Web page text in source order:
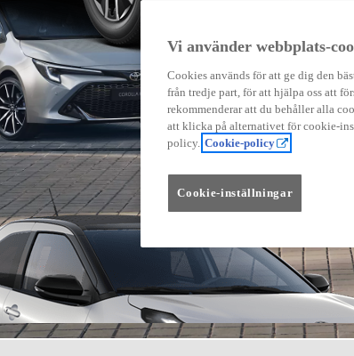
Vi använder webbplats-
Cookies används för att ge dig den
från tredje part, för att hjälpa oss att
rekommenderar att du behåller alla
att klicka på alternativet för cookie-
policy. Cookie-policy
Cookie-inställningar